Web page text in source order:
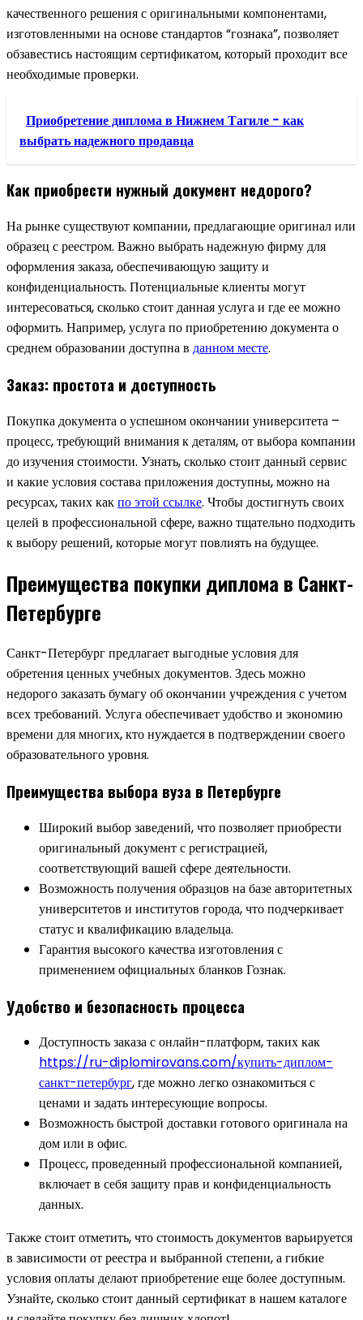
качественного решения с оригинальными компонентами,
изготовленными на основе стандартов “гознака”, позволяет
обзавестись настоящим сертификатом, который проходит все
необходимые проверки.
Приобретение диплома в Нижнем Тагиле - как
выбрать надежного продавца
Как приобрести нужный документ недорого?
На рынке существуют компании, предлагающие оригинал или
образец с реестром. Важно выбрать надежную фирму для
оформления заказа, обеспечивающую защиту и
конфиденциальность. Потенциальные клиенты могут
интересоваться, сколько стоит данная услуга и где ее можно
оформить. Например, услуга по приобретению документа о
среднем образовании доступна в данном месте.
Заказ: простота и доступность
Покупка документа о успешном окончании университета –
процесс, требующий внимания к деталям, от выбора компании
до изучения стоимости. Узнать, сколько стоит данный сервис
и какие условия состава приложения доступны, можно на
ресурсах, таких какпо этой ссылке. Чтобы достигнуть своих
целей в профессиональной сфере, важно тщательно подходить
к выбору решений, которые могут повлиять на будущее.
Преимущества покупки диплома в Санкт-
Петербурге
Санкт-Петербург предлагает выгодные условия для
обретения ценных учебных документов. Здесь можно
недорого заказать бумагу об окончании учреждения с учетом
всех требований. Услуга обеспечивает удобство и экономию
времени для многих, кто нуждается в подтверждении своего
образовательного уровня.
Преимущества выбора вуза в Петербурге
Широкий выбор заведений, что позволяет приобрести
оригинальный документ с регистрацией,
соответствующий вашей сфере деятельности.
Возможность получения образцов на базе авторитетных
университетов и институтов города, что подчеркивает
статус и квалификацию владельца.
Гарантия высокого качества изготовления с
применением официальных бланков Гознак.
Удобство и безопасность процесса
Доступность заказа с онлайн-платформ, таких как
https://ru-diplomirovans.com/купить-диплом-
санкт-петербург, где можно легко ознакомиться с
ценами и задать интересующие вопросы.
Возможность быстрой доставки готового оригинала на
дом или в офис.
Процесс, проведенный профессиональной компанией,
включает в себя защиту прав и конфиденциальность
данных.
Также стоит отметить, что стоимость документов варьируется
в зависимости от реестра и выбранной степени, а гибкие
условия оплаты делают приобретение еще более доступным.
Узнайте, сколько стоит данный сертификат в нашем каталоге